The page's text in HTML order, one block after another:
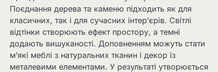
Поєднання дерева та каменю підходить як для
класичних, так і для сучасних інтер’єрів. Світлі
відтінки створюють ефект простору, а темні
додають вишуканості. Доповненням можуть стати
м’які меблі з натуральних тканин і декор із
металевими елементами. У результаті утворюється